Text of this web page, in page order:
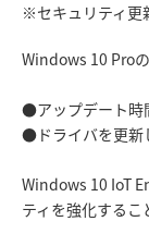
※セキュリティ更
Windows 10 Pro
●アップデート時
●ドライバを更新
Windows 10 IoT
ティを強化するこ